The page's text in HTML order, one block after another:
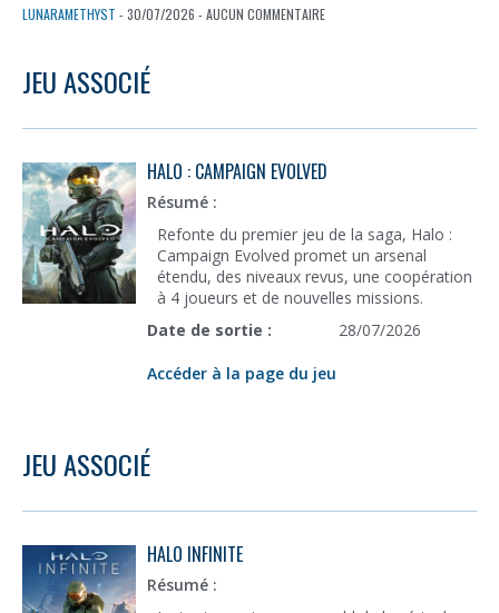
LUNARAMETHYST - 30/07/2026 - AUCUN COMMENTAIRE
JEU ASSOCIÉ
HALO : CAMPAIGN EVOLVED
Résumé :
Refonte du premier jeu de la saga, Halo :
Campaign Evolved promet un arsenal
étendu, des niveaux revus, une coopération
à 4 joueurs et de nouvelles missions.
Date de sortie :
28/07/2026
Accéder à la page du jeu
JEU ASSOCIÉ
HALO INFINITE
Résumé :